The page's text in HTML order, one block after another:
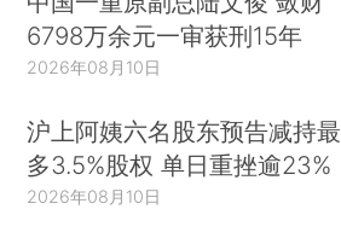
6798万余元一审获刑15年
2026年08月10日
沪上阿姨六名股东预告减持最
多3.5%股权 单日重挫逾23%
2026年08月10日